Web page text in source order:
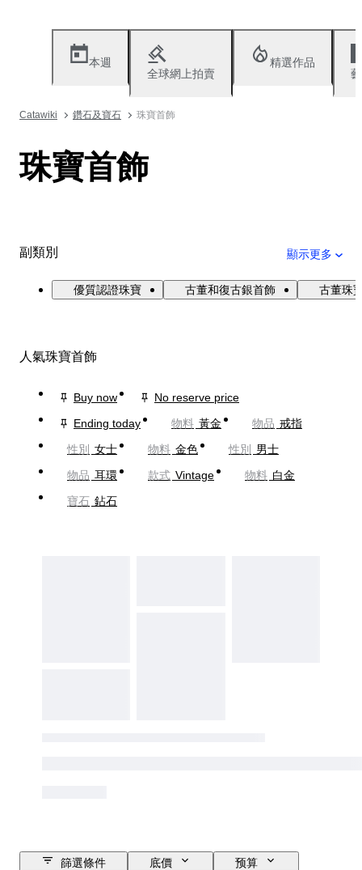
本週
全球網上拍賣
精選作品
Catawiki 鑽石及寶石 珠寶首飾
珠寶首飾
副類別 顯示更多
優質認證珠寶 古董和復古銀首飾 古董珠
人氣珠寶首飾
Buy now
No reserve price
Ending today
物料 黃金 物品 戒指
性別 女士 物料 金色 性別
男士
物品 耳環 款式 Vintage 物料 白金
寶石 鉆石
篩選條件 底價
预算